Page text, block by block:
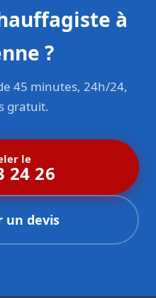
à
?
45 minutes, 24h/24,
gratuit.
le
24 26
un devis